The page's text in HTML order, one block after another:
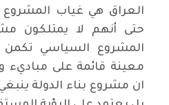
العراق هي غياب المشروع
حتى أنهم لا يمتلكون
المشروع السياسي تكمن
معينة قائمة على مباديء
ان مشروع بناء الدولة